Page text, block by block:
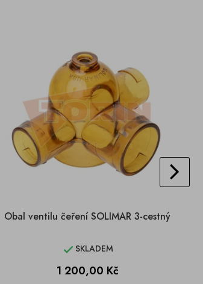
Obal ventilu čeření SOLIMAR 3-cestný
SKLADEM
Cena
1 200,00 Kč